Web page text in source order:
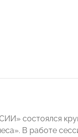
состоялся
В работе